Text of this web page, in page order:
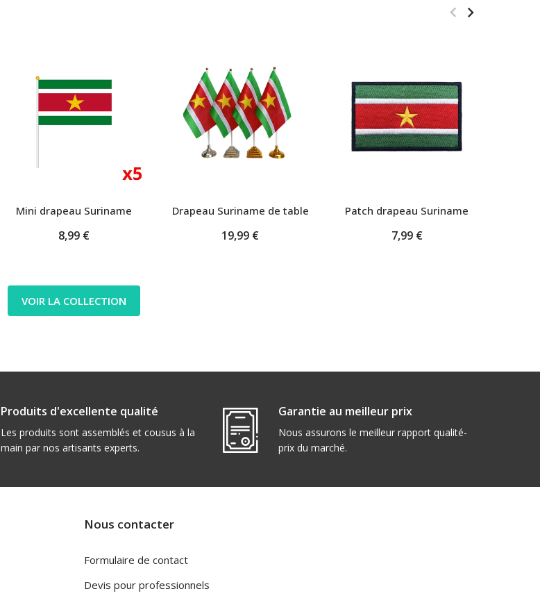
Mini drapeau Suriname
8,99 €
Drapeau Suriname de table
19,99 €
Patch drapeau Suriname
7,99 €
VOIR LA COLLECTION
Produits d'excellente qualité
Les produits sont assemblés et cousus à la
main par nos artisants experts.
Garantie au meilleur prix
Nous assurons le meilleur rapport qualité-
prix du marché.
Nous contacter
Formulaire de contact
Devis pour professionnels